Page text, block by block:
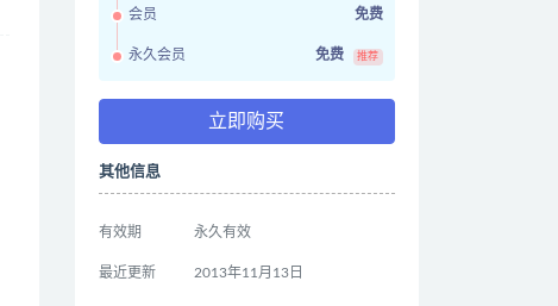
会员 免费
永久会员 免费 推荐
立即购买
其他信息
有效期 永久有效
最近更新 2013年11月13日